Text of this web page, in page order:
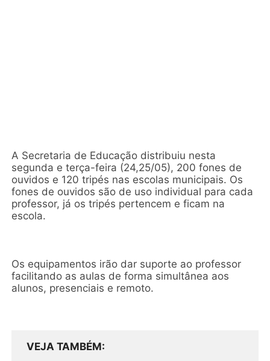
A Secretaria de Educação distribuiu nesta
segunda e terça-feira (24,25/05), 200 fones de
ouvidos e 120 tripés nas escolas municipais. Os
fones de ouvidos são de uso individual para cada
professor, já os tripés pertencem e ficam na
escola.
Os equipamentos irão dar suporte ao professor
facilitando as aulas de forma simultânea aos
alunos, presenciais e remoto.
VEJA TAMBÉM